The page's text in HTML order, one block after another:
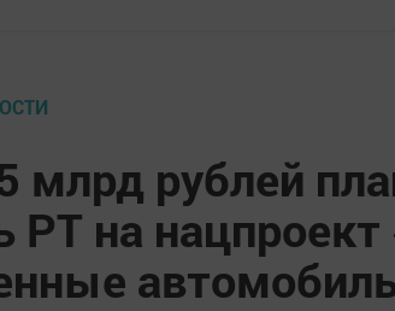
млрд рублей
РТ на